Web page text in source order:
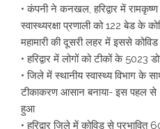
• कंपनी ने कनखल, हरिद्वार में
स्‍वास्‍थ्‍यरक्षा प्रणाली को 122 बेड के
महामारी की दूसरी लहर में इससे
• हरिद्वार में लोगों को टीकों के 5023
• जिले में स्‍थानीय स्‍वास्‍थ्‍य विभाग के
टीकाकरण आसान बनाया- इस पहल से
हुआ
• हरिद्वार जिले में कोविड से प्रभावित